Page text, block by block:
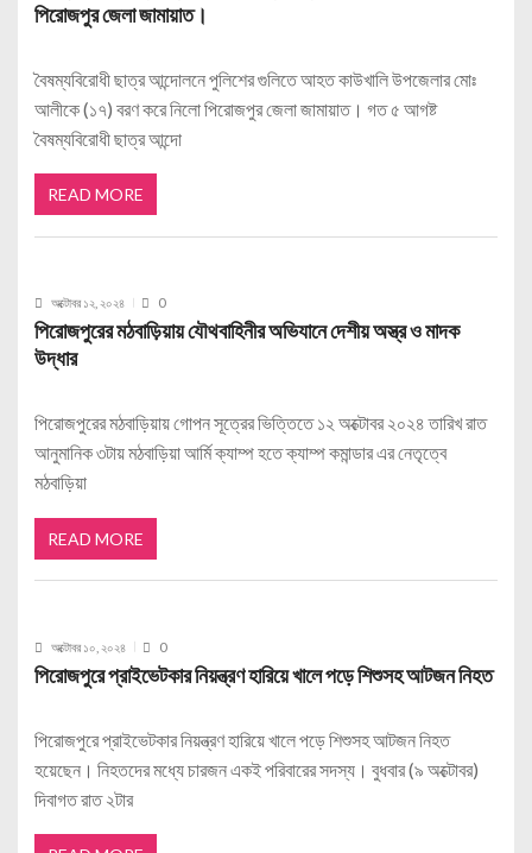
পিরোজপুর জেলা জামায়াত।
বৈষম্যবিরোধী ছাত্র আন্দোলনে পুলিশের গুলিতে আহত কাউখালি উপজেলার মোঃ
আলীকে (১৭) বরণ করে নিলো পিরোজপুর জেলা জামায়াত। গত ৫ আগষ্ট
বৈষম্যবিরোধী ছাত্র আন্দো
READ MORE
অক্টোবর ১২, ২০২৪ 0
পিরোজপুরের মঠবাড়িয়ায় যৌথবাহিনীর অভিযানে দেশীয় অস্ত্র ও মাদক
উদ্ধার
পিরোজপুরের মঠবাড়িয়ায় গোপন সূত্রের ভিত্তিতে ১২ অক্টোবর ২০২৪ তারিখ রাত
আনুমানিক ৩টায় মঠবাড়িয়া আর্মি ক্যাম্প হতে ক্যাম্প কমান্ডার এর নেতৃত্বে
মঠবাড়িয়া
READ MORE
অক্টোবর ১০, ২০২৪ 0
পিরোজপুরে প্রাইভেটকার নিয়ন্ত্রণ হারিয়ে খালে পড়ে শিশুসহ আটজন নিহত
পিরোজপুরে প্রাইভেটকার নিয়ন্ত্রণ হারিয়ে খালে পড়ে শিশুসহ আটজন নিহত
হয়েছেন। নিহতদের মধ্যে চারজন একই পরিবারের সদস্য। বুধবার (৯ অক্টোবর)
দিবাগত রাত ২টার